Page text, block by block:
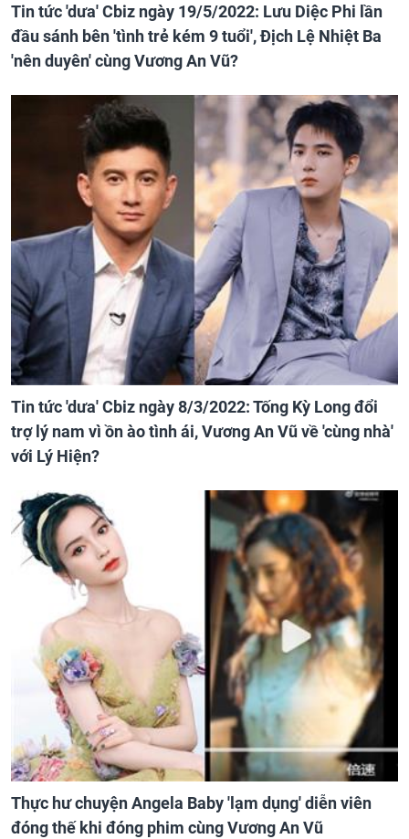
Tin tức 'dưa' Cbiz ngày 19/5/2022: Lưu Diệc Phi lần
đầu sánh bên 'tình trẻ kém 9 tuổi', Địch Lệ Nhiệt Ba
'nên duyên' cùng Vương An Vũ?
Tin tức 'dưa' Cbiz ngày 8/3/2022: Tống Kỳ Long đổi
trợ lý nam vì ồn ào tình ái, Vương An Vũ về 'cùng nhà'
với Lý Hiện?
Thực hư chuyện Angela Baby 'lạm dụng' diễn viên
đóng thế khi đóng phim cùng Vương An Vũ